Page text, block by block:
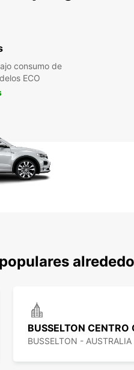
consumo de
ECO
BUSSELTON CENTRO
BUSSELTON - AUSTRALIA